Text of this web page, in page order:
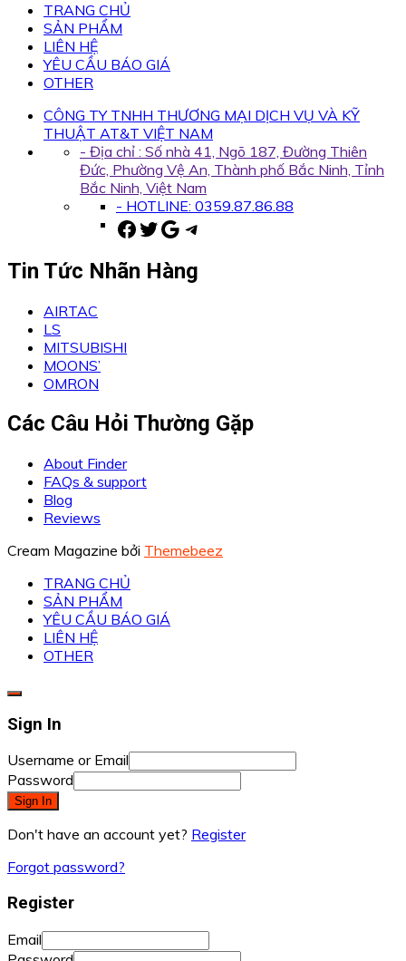
TRANG CHỦ
SẢN PHẨM
LIÊN HỆ
YÊU CẦU BÁO GIÁ
OTHER
CÔNG TY TNHH THƯƠNG MẠI DỊCH VỤ VÀ KỸ
THUẬT AT&T VIỆT NAM
- Địa chỉ : Số nhà 41, Ngõ 187, Đường Thiên
Đức, Phường Vệ An, Thành phố Bắc Ninh, Tỉnh
Bắc Ninh, Việt Nam
- HOTLINE: 0359.87.86.88
Facebook
Twitter
Google
Telegram
Tin Tức Nhãn Hàng
AIRTAC
LS
MITSUBISHI
MOONS’
OMRON
Các Câu Hỏi Thường Gặp
About Finder
FAQs & support
Blog
Reviews
Cream Magazine bởi Themebeez
TRANG CHỦ
SẢN PHẨM
YÊU CẦU BÁO GIÁ
LIÊN HỆ
OTHER
Sign In
Username or Email
Password
Sign In
Don't have an account yet? Register
Forgot password?
Register
Email